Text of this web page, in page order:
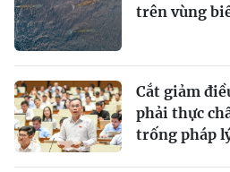
trên vùng
Cắt giảm
phải thực
trống pháp